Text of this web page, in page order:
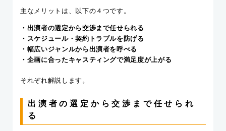
主なメリットは、以下の４つです。
・出演者の選定から交渉まで任せられる
・スケジュール・契約トラブルを防げる
・幅広いジャンルから出演者を呼べる
・企画に合ったキャスティングで満足度が上がる
それぞれ解説します。
出演者の選定から交渉まで任せられ
る